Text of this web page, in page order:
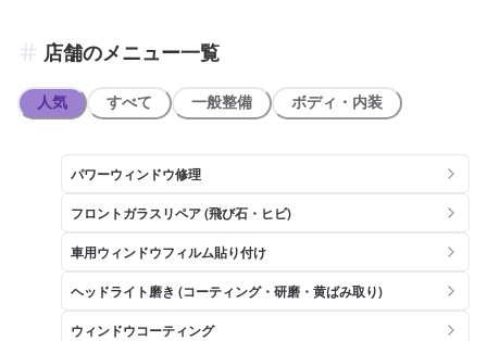
店舗のメニュー一覧
人気 すべて 一般整備 ボディ・内装
パワーウィンドウ修理
フロントガラスリペア (飛び石・ヒビ)
車用ウィンドウフィルム貼り付け
ヘッドライト磨き (コーティング・研磨・黄ばみ取り)
ウィンドウコーティング